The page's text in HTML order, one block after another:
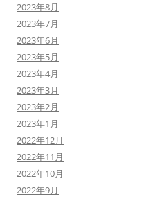
2023年8月
2023年7月
2023年6月
2023年5月
2023年4月
2023年3月
2023年2月
2023年1月
2022年12月
2022年11月
2022年10月
2022年9月